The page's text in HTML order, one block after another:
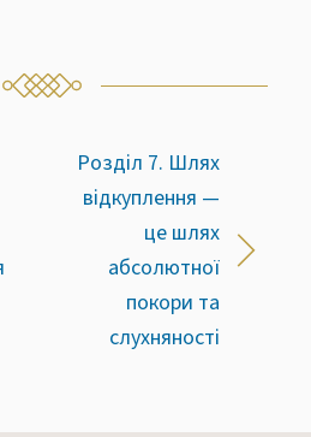
Розділ 7. Шлях
відкуплення —
це шлях
абсолютної
покори та
слухняності